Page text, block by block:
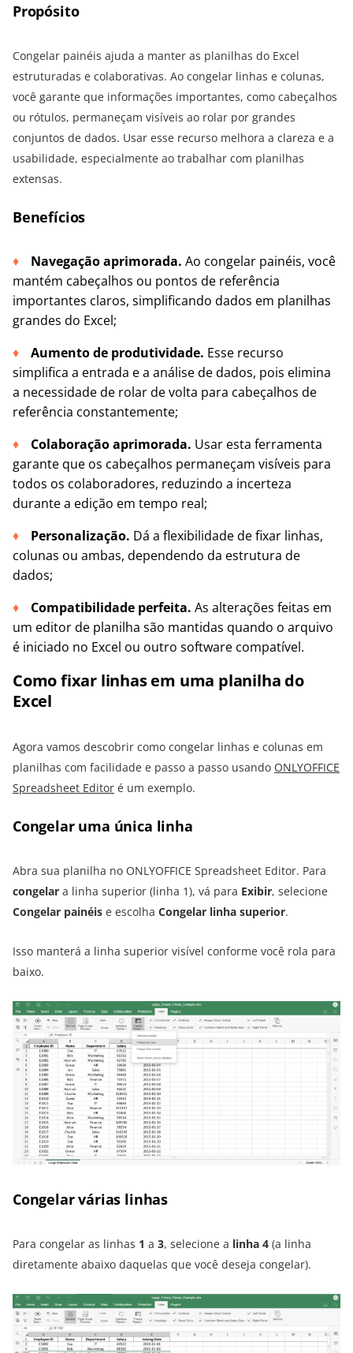
Propósito
Congelar painéis ajuda a manter as planilhas do Excel
estruturadas e colaborativas. Ao congelar linhas e colunas,
você garante que informações importantes, como cabeçalhos
ou rótulos, permaneçam visíveis ao rolar por grandes
conjuntos de dados. Usar esse recurso melhora a clareza e a
usabilidade, especialmente ao trabalhar com planilhas
extensas.
Benefícios
Navegação aprimorada. Ao congelar painéis, você
mantém cabeçalhos ou pontos de referência
importantes claros, simplificando dados em planilhas
grandes do Excel;
Aumento de produtividade. Esse recurso
simplifica a entrada e a análise de dados, pois elimina
a necessidade de rolar de volta para cabeçalhos de
referência constantemente;
Colaboração aprimorada. Usar esta ferramenta
garante que os cabeçalhos permaneçam visíveis para
todos os colaboradores, reduzindo a incerteza
durante a edição em tempo real;
Personalização. Dá a flexibilidade de fixar linhas,
colunas ou ambas, dependendo da estrutura de
dados;
Compatibilidade perfeita. As alterações feitas em
um editor de planilha são mantidas quando o arquivo
é iniciado no Excel ou outro software compatível.
Como fixar linhas em uma planilha do
Excel
Agora vamos descobrir como congelar linhas e colunas em
planilhas com facilidade e passo a passo usando ONLYOFFICE
Spreadsheet Editor é um exemplo.
Congelar uma única linha
Abra sua planilha no ONLYOFFICE Spreadsheet Editor. Para
congelar a linha superior (linha 1), vá para Exibir, selecione
Congelar painéis e escolha Congelar linha superior.
Isso manterá a linha superior visível conforme você rola para
baixo.
Congelar várias linhas
Para congelar as linhas 1 a 3, selecione a linha 4 (a linha
diretamente abaixo daquelas que você deseja congelar).